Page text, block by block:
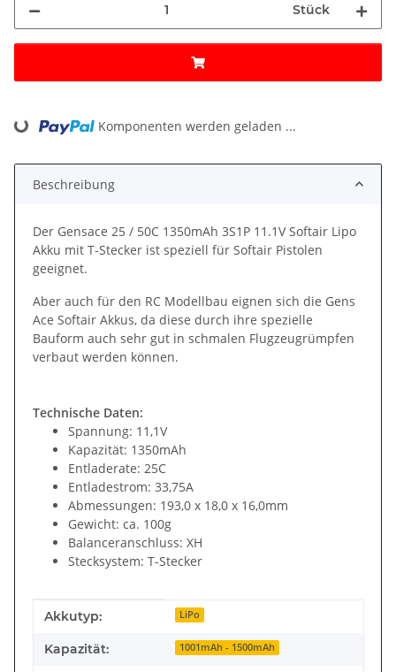
Stück
Loading... Komponenten werden geladen ...
Beschreibung
Der Gensace 25 / 50C 1350mAh 3S1P 11.1V Softair Lipo
Akku mit T-Stecker ist speziell für Softair Pistolen
geeignet.
Aber auch für den RC Modellbau eignen sich die Gens
Ace Softair Akkus, da diese durch ihre spezielle
Bauform auch sehr gut in schmalen Flugzeugrümpfen
verbaut werden können.
Technische Daten:
Spannung: 11,1V
Kapazität: 1350mAh
Entladerate: 25C
Entladestrom: 33,75A
Abmessungen: 193,0 x 18,0 x 16,0mm
Gewicht: ca. 100g
Balanceranschluss: XH
Stecksystem: T-Stecker
Produkteigenschaft
Wert
Akkutyp: LiPo
Kapazität: 1001mAh - 1500mAh